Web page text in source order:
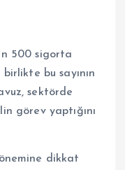
500 sigorta
bu sayının
sektörde
görev yaptığını
dikkat